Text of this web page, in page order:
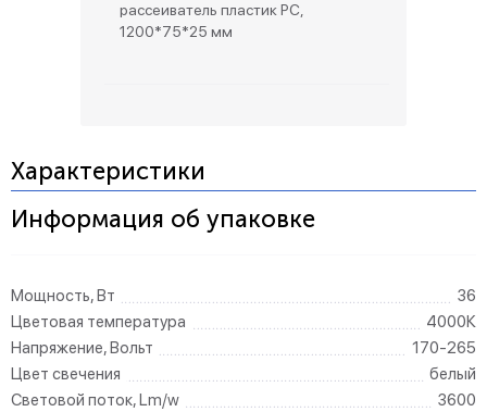
рассеиватель пластик PC,
1200*75*25 мм
Характеристики
Информация об упаковке
Мощность, Вт
36
Цветовая температура
4000К
Напряжение, Вольт
170-265
Цвет свечения
белый
Световой поток, Lm/w
3600